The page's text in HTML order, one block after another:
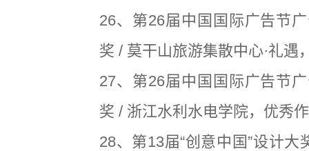
26、第26届中国国际广告节
奖 / 莫干山旅游集散中心·礼遇
27、第26届中国国际广告节
奖 / 浙江水利水电学院，优秀
28、第13届“创意中国”设计大